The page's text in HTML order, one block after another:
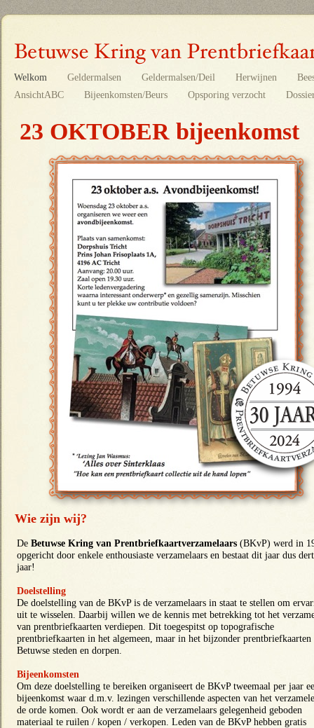
Welkom Geldermalsen Geldermalsen/Deil Herwijnen
AnsichtABC
Bijeenkomsten/Beurs Opsporing verzocht
Wie zijn wij?
De Betuwse Kring van Prentbriefkaartverzamelaars (BKvP) werd in
opgericht door enkele enthousiaste verzamelaars en bestaat dit jaar dus
jaar!
Doelstelling
De doelstelling van de BKvP is de verzamelaars in staat te stellen om
uit te wisselen. Daarbij willen we de kennis met betrekking tot het
van prentbriefkaarten verdiepen. Dit toegespitst op topografische
prentbriefkaarten in het algemeen, maar in het bijzonder prentbriefkaarten
Betuwse steden en dorpen.
Bijeenkomsten
Om deze doelstelling te bereiken organiseert de BKvP tweemaal per jaar
bijeenkomst waar d.m.v. lezingen verschillende aspecten van het
de orde komen. Ook wordt er aan de verzamelaars gelegenheid geboden
materiaal te ruilen / kopen / verkopen. Leden van de BKvP hebben gratis
23 OKTOBER bijeenkomst